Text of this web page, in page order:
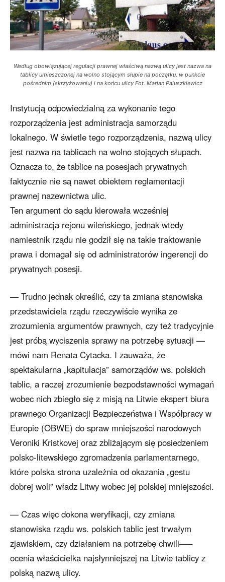
Według obowiązującej regulacji prawnej właściwą nazwą ulicy jest nazwa na
tablicy umieszczonej na wolno stojącym słupie na początku, w punkcie
pośrednim (skrzyżowaniu) i na końcu ulicy Fot. Marian Paluszkiewicz
Instytucją odpowiedzialną za wykonanie tego
rozporządzenia jest administracja samorządu
lokalnego. W świetle tego rozporządzenia, nazwą ulicy
jest nazwa na tablicach na wolno stojących słupach.
Oznacza to, że tablice na posesjach prywatnych
faktycznie nie są nawet obiektem reglamentacji
prawnej nazewnictwa ulic.
Ten argument do sądu kierowała wcześniej
administracja rejonu wileńskiego, jednak wtedy
namiestnik rządu nie godził się na takie traktowanie
prawa i domagał się od administratorów ingerencji do
prywatnych posesji.
— Trudno jednak określić, czy ta zmiana stanowiska
przedstawiciela rządu rzeczywiście wynika ze
zrozumienia argumentów prawnych, czy też tradycyjnie
jest próbą wyciszenia sprawy na potrzebę sytuacji —
mówi nam Renata Cytacka. I zauważa, że
spektakularna „kapitulacja” samorządów ws. polskich
tablic, a raczej zrozumienie bezpodstawności wymagań
wobec nich zbiegło się z misją na Litwie ekspert biura
prawnego Organizacji Bezpieczeństwa i Współpracy w
Europie (OBWE) do spraw mniejszości narodowych
Veroniki Kristkovej oraz zbliżającym się posiedzeniem
polsko-litewskiego zgromadzenia parlamentarnego,
które polska strona uzależnia od okazania „gestu
dobrej woli” władz Litwy wobec jej polskiej mniejszości.
— Czas więc dokona weryfikacji, czy zmiana
stanowiska rządu ws. polskich tablic jest trwałym
zjawiskiem, czy działaniem na potrzebę chwili—–
ocenia właścicielka najsłynniejszej na Litwie tablicy z
polską nazwą ulicy.